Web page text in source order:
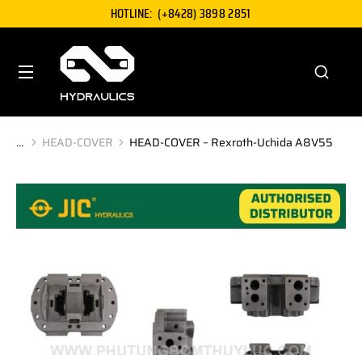
HOTLINE: (+8428) 3898 2851
You are here:
HEAD-COVER HEAD-COVER – Rexroth-Uchida A8V55